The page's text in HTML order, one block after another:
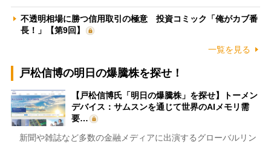
不透明相場に勝つ信用取引の極意 投資コミック「俺がカブ番
長！」【第9回】
一覧を見る
戸松信博の明日の爆騰株を探せ！
【戸松信博氏「明日の爆騰株」を探せ】トーメン
デバイス：サムスンを通じて世界のAIメモリ需
要…
新聞や雑誌など多数の金融メディアに出演するグローバルリン